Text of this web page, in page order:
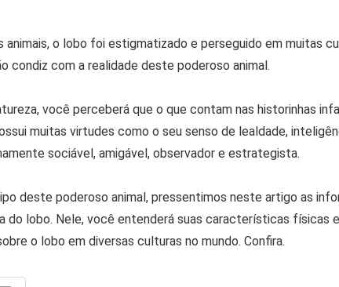
o lobo foi estigmatizado e perseguido em muitas
condiz com a realidade deste poderoso animal.
você perceberá que o que contam nas historinhas
muitas virtudes como o seu senso de lealdade,
sociável, amigável, observador e estrategista.
deste poderoso animal, pressentimos neste artigo as
do lobo. Nele, você entenderá suas características físicas e
o lobo em diversas culturas no mundo. Confira.